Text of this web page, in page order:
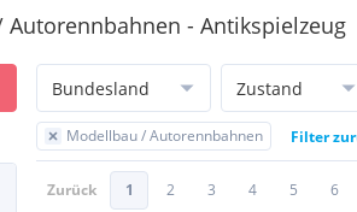
- Antikspielzeug
Bundesland Zustand
Modellbau / Autorennbahnen Filter
Zurück 1 2 3 4 5 6